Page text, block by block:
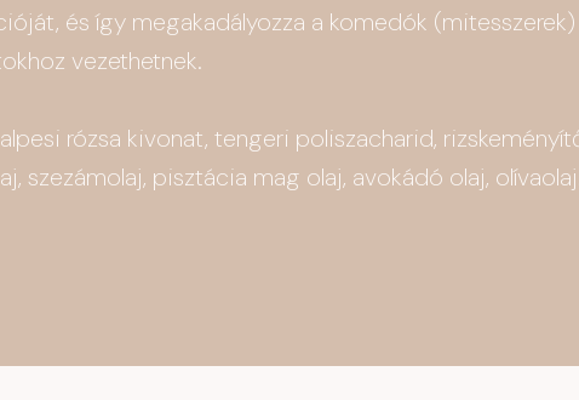
és így megakadályozza a komedók
vezethetnek.
rózsa kivonat, tengeri poliszacharid,
szezámolaj, pisztácia mag olaj, avokádó olaj,